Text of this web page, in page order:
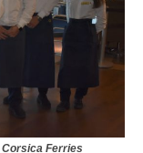
Corsica Ferries